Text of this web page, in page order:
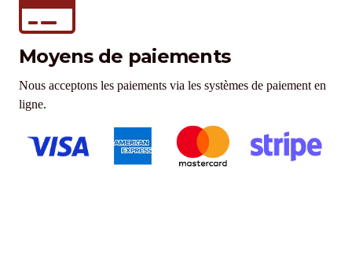
Moyens de paiements
Nous acceptons les paiements via les systèmes de paiement en
ligne.